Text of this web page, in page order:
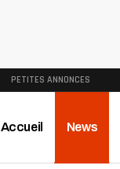
PETITES ANNONCES
Accueil News